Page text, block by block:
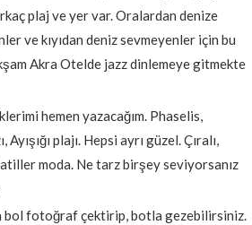
plaj ve yer var. Oralardan denize
ve kıyıdan deniz sevmeyenler için bu
Akra Otelde jazz dinlemeye gitmekte
hemen yazacağım. Phaselis,
plajı. Hepsi ayrı güzel. Çıralı,
moda. Ne tarz birşey seviyorsanız
bol fotoğraf çektirip, botla gezebilirsiniz.